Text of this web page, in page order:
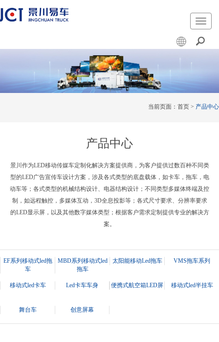
切
换
导
航
当前页面： 首页 > 产品中心
产品中心
景川作为LED移动传媒车定制化解决方案提供商，为客户提供过数百种不同类
型的LED广告宣传车设计方案，涉及各式类型的底盘载体，如卡车，拖车，电
动车等；各式类型的机械结构设计、电器结构设计；不同类型多媒体终端及控
制，如远程触控，多媒体互动，3D全息投影等；各式尺寸要求、分辨率要求
的LED显示屏，以及其他数字媒体类型；根据客户需求定制提供专业的解决方
案。
EF系列移动式led拖
车
MBD系列移动式led
拖车
太阳能移动Led拖车 VMS拖车系列
移动式led卡车 Led卡车车身 便携式航空箱LED屏 移动式led半挂车
舞台车 创意屏幕